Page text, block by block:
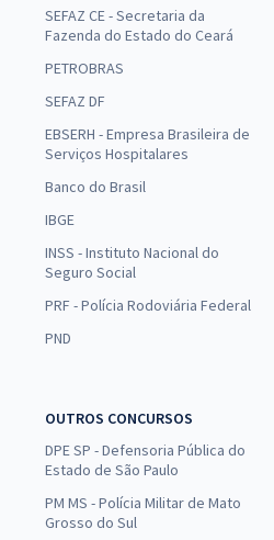
SEFAZ CE - Secretaria da
Fazenda do Estado do Ceará
PETROBRAS
SEFAZ DF
EBSERH - Empresa Brasileira de
Serviços Hospitalares
Banco do Brasil
IBGE
INSS - Instituto Nacional do
Seguro Social
PRF - Polícia Rodoviária Federal
PND
OUTROS CONCURSOS
DPE SP - Defensoria Pública do
Estado de São Paulo
PM MS - Polícia Militar de Mato
Grosso do Sul